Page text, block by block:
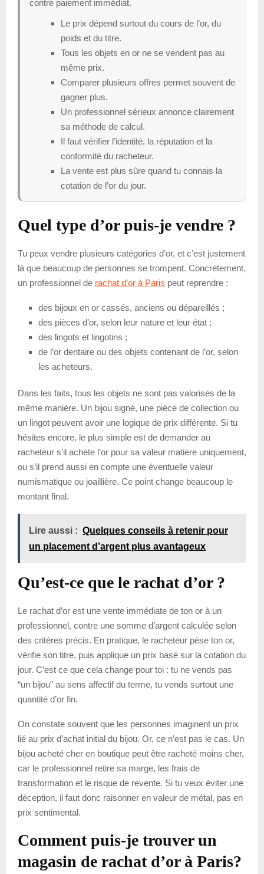
contre paiement immédiat.
Le prix dépend surtout du cours de l’or, du
poids et du titre.
Tous les objets en or ne se vendent pas au
même prix.
Comparer plusieurs offres permet souvent de
gagner plus.
Un professionnel sérieux annonce clairement
sa méthode de calcul.
Il faut vérifier l’identité, la réputation et la
conformité du racheteur.
La vente est plus sûre quand tu connais la
cotation de l’or du jour.
Quel type d’or puis-je vendre ?
Tu peux vendre plusieurs catégories d’or, et c’est justement
là que beaucoup de personnes se trompent. Concrètement,
un professionnel de rachat d’or à Paris peut reprendre :
des bijoux en or cassés, anciens ou dépareillés ;
des pièces d’or, selon leur nature et leur état ;
des lingots et lingotins ;
de l’or dentaire ou des objets contenant de l’or, selon
les acheteurs.
Dans les faits, tous les objets ne sont pas valorisés de la
même manière. Un bijou signé, une pièce de collection ou
un lingot peuvent avoir une logique de prix différente. Si tu
hésites encore, le plus simple est de demander au
racheteur s’il achète l’or pour sa valeur matière uniquement,
ou s’il prend aussi en compte une éventuelle valeur
numismatique ou joaillière. Ce point change beaucoup le
montant final.
Lire aussi : Quelques conseils à retenir pour
un placement d’argent plus avantageux
Qu’est-ce que le rachat d’or ?
Le rachat d’or est une vente immédiate de ton or à un
professionnel, contre une somme d’argent calculée selon
des critères précis. En pratique, le racheteur pèse ton or,
vérifie son titre, puis applique un prix basé sur la cotation du
jour. C’est ce que cela change pour toi : tu ne vends pas
“un bijou” au sens affectif du terme, tu vends surtout une
quantité d’or fin.
On constate souvent que les personnes imaginent un prix
lié au prix d’achat initial du bijou. Or, ce n’est pas le cas. Un
bijou acheté cher en boutique peut être racheté moins cher,
car le professionnel retire sa marge, les frais de
transformation et le risque de revente. Si tu veux éviter une
déception, il faut donc raisonner en valeur de métal, pas en
prix sentimental.
Comment puis-je trouver un
magasin de rachat d’or à Paris?